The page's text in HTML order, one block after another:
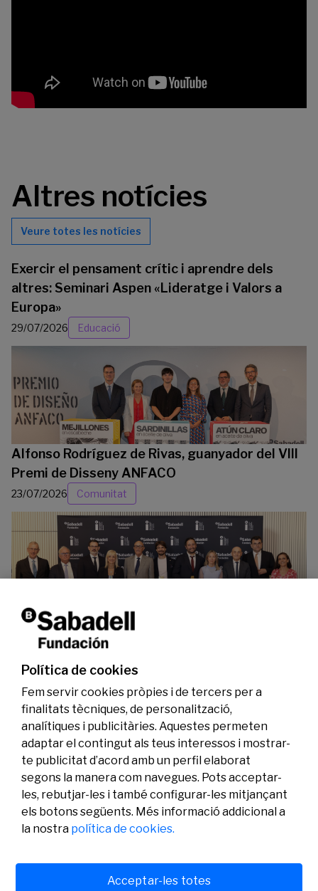
Altres notícies
Veure totes les notícies
Exercir el pensament crític i aprendre dels
altres: Seminari Aspen «Lideratge i Valors a
Europa»
29/07/2026 Educació
Alfonso Rodríguez de Rivas, guanyador del VIII
Premi de Disseny ANFACO
23/07/2026 Comunitat
La Fundació Banc Sabadell reconeix a dos
investigadors en els àmbits de l’edició del
genoma i l’energia neta
Legal
Avís legal
Activitat
Convocatòries
Social
Política de cookies
Fem servir cookies pròpies i de tercers per a
finalitats tècniques, de personalització,
analítiques i publicitàries. Aquestes permeten
adaptar el contingut als teus interessos i mostrar-
te publicitat d’acord amb un perfil elaborat
segons la manera com navegues. Pots acceptar-
les, rebutjar-les i també configurar-les mitjançant
els botons següents. Més informació addicional a
la nostra política de cookies.
Acceptar-les totes